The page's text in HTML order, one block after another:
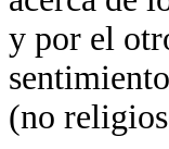
y por el
(no